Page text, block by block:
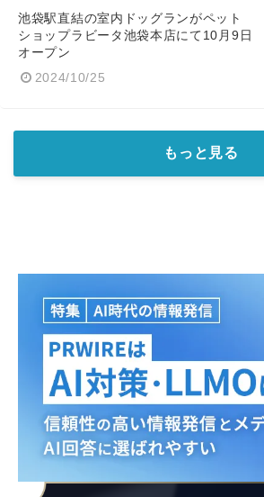
池袋駅直結の室内ドッグランがペット
ショップラビータ池袋本店にて10月9日
オープン
2024/10/25
もっと見る